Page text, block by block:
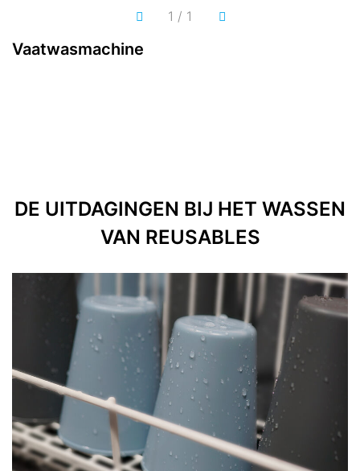
Vaatwasmachine
1 / 1
DE UITDAGINGEN BIJ HET WASSEN
VAN REUSABLES